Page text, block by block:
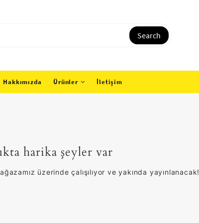
Search
Hakkımızda Ürünler İletişim
harika şeyler var
üzerinde çalışılıyor ve yakında yayınlanacak!